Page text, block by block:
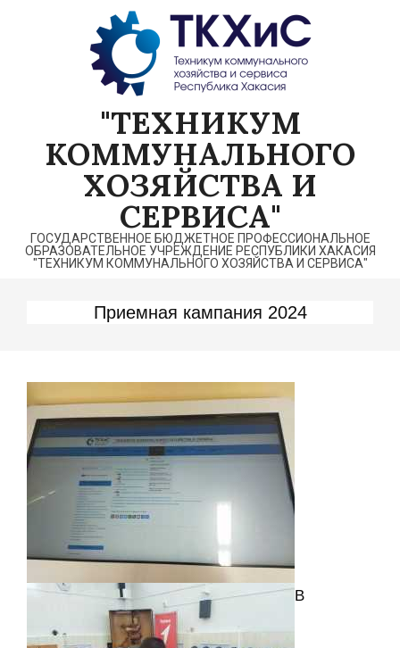
"ТЕХНИКУМ
КОММУНАЛЬНОГО
ХОЗЯЙСТВА И
СЕРВИСА"
ГОСУДАРСТВЕННОЕ БЮДЖЕТНОЕ ПРОФЕССИОНАЛЬНОЕ
ОБРАЗОВАТЕЛЬНОЕ УЧРЕЖДЕНИЕ РЕСПУБЛИКИ ХАКАСИЯ
"ТЕХНИКУМ КОММУНАЛЬНОГО ХОЗЯЙСТВА И СЕРВИСА"
Приемная кампания 2024
В